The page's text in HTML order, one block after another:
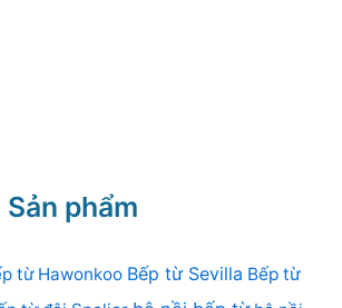
phẩm
từ Hawonkoo Bếp từ Sevilla Bếp từ